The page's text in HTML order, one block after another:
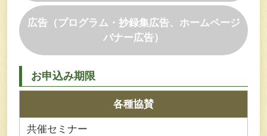
広告（プログラム・抄録集広告、ホームページ
バナー広告）
お申込み期限
各種協賛
共催セミナー